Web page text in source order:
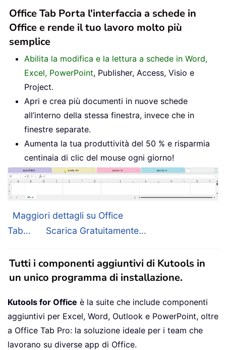
Office Tab Porta l'interfaccia a schede in
Office e rende il tuo lavoro molto più
semplice
Abilita la modifica e la lettura a schede in Word,
Excel, PowerPoint, Publisher, Access, Visio e
Project.
Apri e crea più documenti in nuove schede
all’interno della stessa finestra, invece che in
finestre separate.
Aumenta la tua produttività del 50 % e risparmia
centinaia di clic del mouse ogni giorno!
Maggiori dettagli su Office
Tab...
Scarica Gratuitamente...
Tutti i componenti aggiuntivi di Kutools in
un unico programma di installazione.
Kutools for Office è la suite che include componenti
aggiuntivi per Excel, Word, Outlook e PowerPoint, oltre
a Office Tab Pro: la soluzione ideale per i team che
lavorano su diverse app di Office.